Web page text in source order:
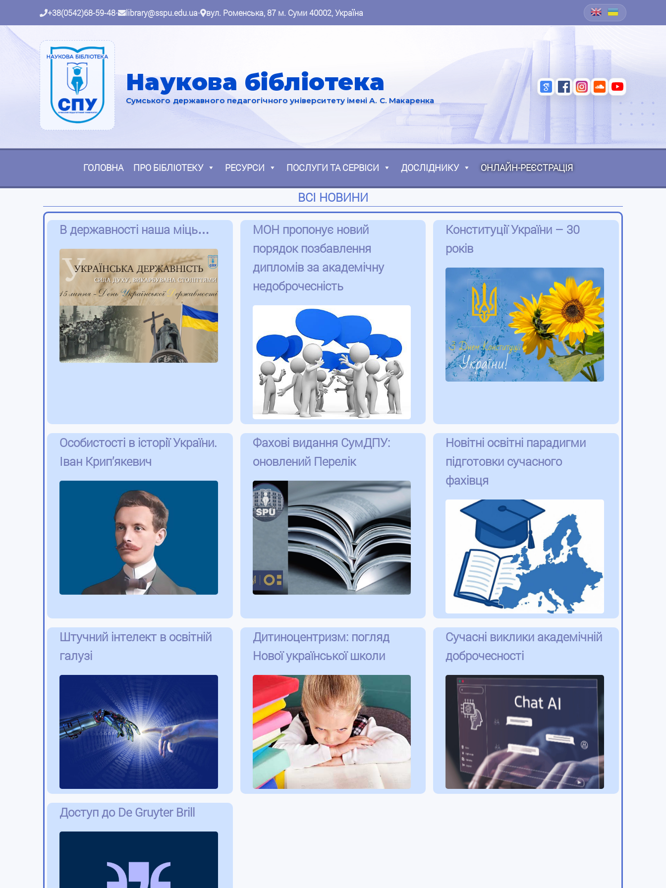
+38(0542)68-59-48• library@sspu.edu.ua• вул. Роменська, 87 м. Суми 40002, Україна
Наукова бібліотека
Сумського державного педагогічного університету імені А. С. Макаренка
ГОЛОВНА ПРО БІБЛІОТЕКУ РЕСУРСИ ПОСЛУГИ ТА СЕРВІСИ ДОСЛІДНИКУ ОНЛАЙН-РЕЄСТРАЦІЯ
ВСІ НОВИНИ
В державності наша міць…
МОН пропонує новий
порядок позбавлення
дипломів за академічну
недоброчесність
Конституції України – 30
років
Особистості в історії України.
Іван Крип’якевич
Фахові видання СумДПУ:
оновлений Перелік
Новітні освітні парадигми
підготовки сучасного
фахівця
Штучний інтелект в освітній
галузі
Дитиноцентризм: погляд
Нової української школи
Сучасні виклики академічній
доброчесності
Доступ до De Gruyter Brill